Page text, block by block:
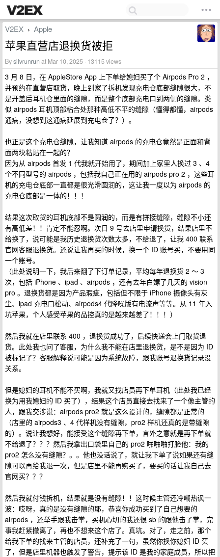
V2EX › Apple
苹果直营店退换货被拒
Bysilvrunrun at Mar 10, 2025 · 13115 views
3 月 8 日，在 AppleStore App 上下单给媳妇买了个 Airpods Pro 2 ，
并预约在直营店取货，晚上到家了拆机发现充电仓底部缝隙很大，不
是开盖后耳机仓里面的缝隙，而是整个底部充电口到两侧的缝隙。类
似 airpods 耳机顶部粘合处那种高低不平的缝隙（懂得都懂，airpods
通病，没想到这通病延展到充电仓了？）。
也正是这个充电仓缝隙，让我知道 airpods 的充电仓竟然是正面和背
面两块粘贴在一起的？
因为从 airpods 首发 1 代我就开始用了，期间加上家里人换过 3 、4
个不同型号的 airpods ，包括我自己正在用的 airpods pro 2 ，这些耳
机的充电仓底部一直都是很光滑圆润的，这让我一度以为 airpods 的
充电仓底部是一体的！！！
结果这次取货的耳机底部不是圆润的，而是有拼接缝隙，缝隙不小还
有高低差！！肯定不能忍啊。次日 9 号去店里申请换货，结果店里不
给换了，说可能是我历史退换货次数太多，不给退了，让我 400 联系
官网客服退换货。还说让我再买的时候，换一个 ID 账号买，不要用同
一个账号。
（此处说明一下，我后来翻了下订单记录，平均每年退换货 2 ～ 3
次，包括 iPhone 、ipad 、airpods ，还有去年白嫖了几天的 vision
pro 。退换货都是因为产品瑕疵，包括但不限于 iPhone 摄像头有灰
尘、ipad 充电口松动、airpods4 代降噪版有电流声等等。从 11 年入
坑苹果，个人感受苹果的品控真的是越来越差了！！！）
然后我就在店里联系 400 ，退换货成功了，后续快递会上门取货退
货。此处我也问了客服，为什么我不能在店里退换货，是不是因为 ID
被标记了？客服解释说可能是因为系统故障，跟我账号退换货记录没
关系。
但是媳妇的耳机不能不买啊，我就又找店员再下单耳机（此处我已经
换为用我媳妇的 ID 买了），结果这个店员直接去找来了一个像主管的
人，跟我交涉说：airpods pro2 就是这么设计的，缝隙都是正常的
（店里的 airpods3 、4 代样机没有缝隙，pro2 样机还真的是带缝隙
的）。说让我想好，能接受这个缝隙再下单，言外之意就是再下单就
不给退了？？？然后我拿出口袋里自己的 pro2 啪啪啪打脸他：我的
pro2 怎么没有缝隙？。。他也没话说了，就让我下单了说如果还有缝
隙可以再给我退一次，但是店里不能再购买了，要买的话让我自己去
官网买？？？
然后我就付钱拆机，结果就是没有缝隙！！这时候主管还冷嘲热讽一
波：哎呀，真的是没有缝隙的耶，恭喜你成功买到了自己想要的
airpods ，还举手跟我击掌，买机心切的我还很 sb 的跟他击了掌，完
事我赶紧撤离了，再也不想来这个店了。真坑。对了，走之前，那个
给我下单的找来主管的店员，还补充了一句，虽然你换你媳妇 ID 买
了，但是店里机器也触发了警告，提示该 ID 是我的家庭成员，所以把